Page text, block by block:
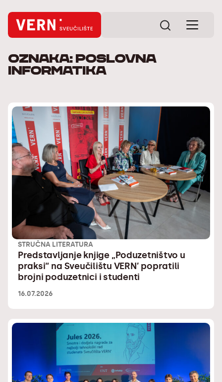
Oznaka: Poslovna
informatika
STRUČNA LITERATURA
Predstavljanje knjige „Poduzetništvo u
praksi“ na Sveučilištu VERN’ popratili
brojni poduzetnici i studenti
16.07.2026